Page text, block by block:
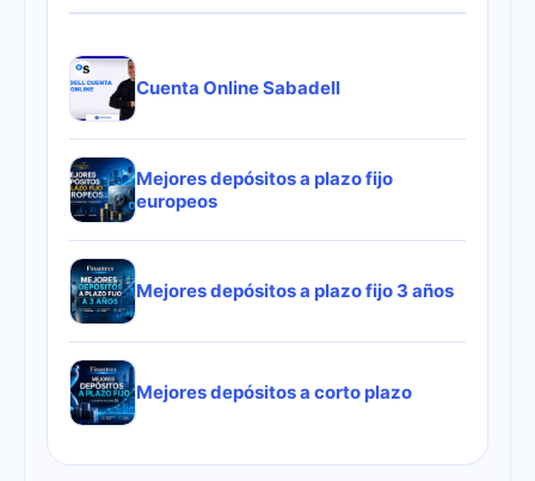
Cuenta Online Sabadell
Mejores depósitos a plazo fijo
europeos
Mejores depósitos a plazo fijo 3 años
Mejores depósitos a corto plazo